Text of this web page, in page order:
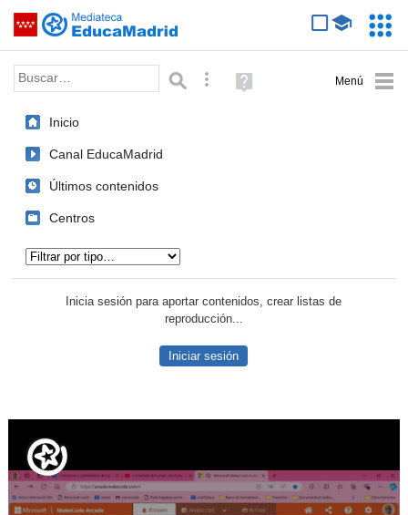
Saltar navegación
Palabra o frase: Búsqueda avanzada
Ayuda
(en
Inicio
Canal EducaMadrid
Últimos contenidos
Centros
Inicia sesión para aportar contenidos, crear listas de
reproducción...
Iniciar sesión